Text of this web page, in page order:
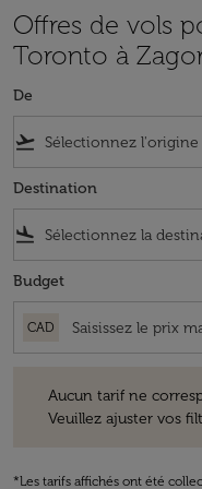
Offres de vols
Toronto à
De
flight_takeoff
Destination
flight_land
Budget
CAD
Aucun tarif ne
Veuillez ajuster vos
*Les tarifs affichés ont été